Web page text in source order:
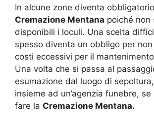
In alcune zone diventa
Cremazione Mentana poiché non
disponibili i loculi. Una scelta
spesso diventa un obbligo per
costi eccessivi per il
Una volta che si passa al
esumazione dal luogo di
insieme ad un’agenzia funebre,
fare la Cremazione Mentana.